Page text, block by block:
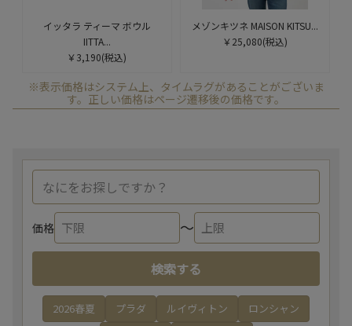
イッタラ ティーマ ボウル
IITTA...
￥3,190(税込)
メゾンキツネ MAISON KITSU...
￥25,080(税込)
※表示価格はシステム上、タイムラグがあることがございま
す。正しい価格はページ遷移後の価格です。
価格 〜
検索する
2026春夏 プラダ ルイヴィトン
ロンシャン